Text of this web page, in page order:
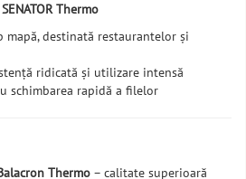
Thermo
destinată restaurantelor și
ridicată și utilizare intensă
schimbarea rapidă a filelor
Thermo – calitate superioară